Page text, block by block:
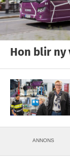
Hon blir ny
ANNONS